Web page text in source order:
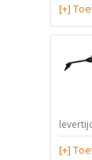
[+]
[+]